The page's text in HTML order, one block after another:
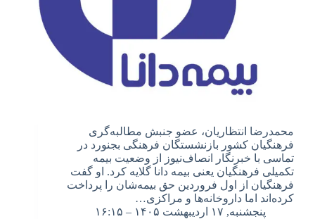
محمدرضا انتظاریان، عضو جنبش مطالبه‌گری
فرهنگیان کشور بازنشستگان فرهنگی بجنورد در
تماسی با خبرنگار انصاف‌نیوز از وضعیت بیمه
تکمیلی فرهنگیان یعنی بیمه دانا گلایه کرد. او گفت
فرهنگیان از اول فروردین حق بیمه‌شان را پرداخت
کرده‌اند اما داروخانه‌ها و مراکزی…
پنجشنبه, ۱۷ اردیبهشت ۱۴۰۵ – ۱۶:۱۵